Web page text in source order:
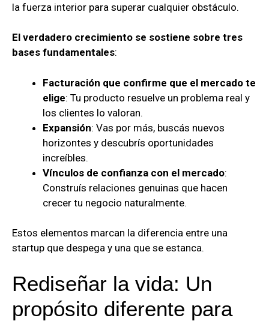
la fuerza interior para superar cualquier obstáculo.
El verdadero crecimiento se sostiene sobre tres
bases fundamentales:
Facturación que confirme que el mercado te
elige: Tu producto resuelve un problema real y
los clientes lo valoran.
Expansión: Vas por más, buscás nuevos
horizontes y descubrís oportunidades
increíbles.
Vínculos de confianza con el mercado:
Construís relaciones genuinas que hacen
crecer tu negocio naturalmente.
Estos elementos marcan la diferencia entre una
startup que despega y una que se estanca.
Rediseñar la vida: Un
propósito diferente para